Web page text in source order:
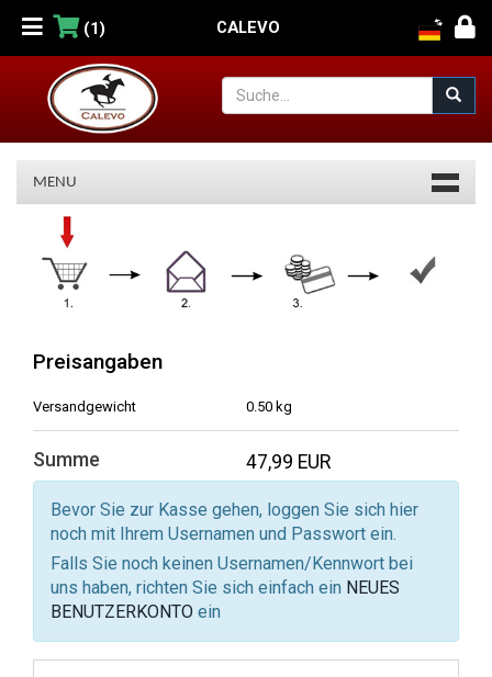
(1) CALEVO
MENU
Warenkorb
Preisangaben
Versandgewicht 0.50 kg
Summe 47,99 EUR
Bevor Sie zur Kasse gehen, loggen Sie sich hier
noch mit Ihrem Usernamen und Passwort ein.
Falls Sie noch keinen Usernamen/Kennwort bei
uns haben, richten Sie sich einfach ein NEUES
BENUTZERKONTO ein